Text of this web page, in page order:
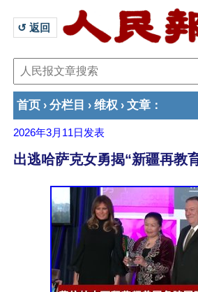
↺ 返回
首页 › 分栏目 › 维权 › 文章 ：
2026年3月11日 发表
出逃哈萨克女勇揭“新疆再教